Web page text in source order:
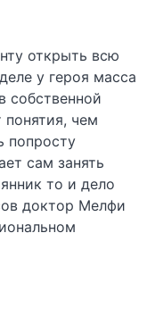
открыть всю
у героя масса
собственной
чем
попросту
сам занять
то и дело
доктор Мелфи